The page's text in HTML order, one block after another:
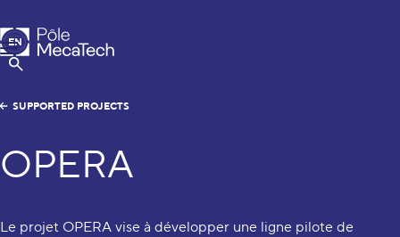
MecaTech
Menu
Show Search
EN
FR
SUPPORTED PROJECTS
OPERA
Le projet OPERA vise à développer une ligne pilote de